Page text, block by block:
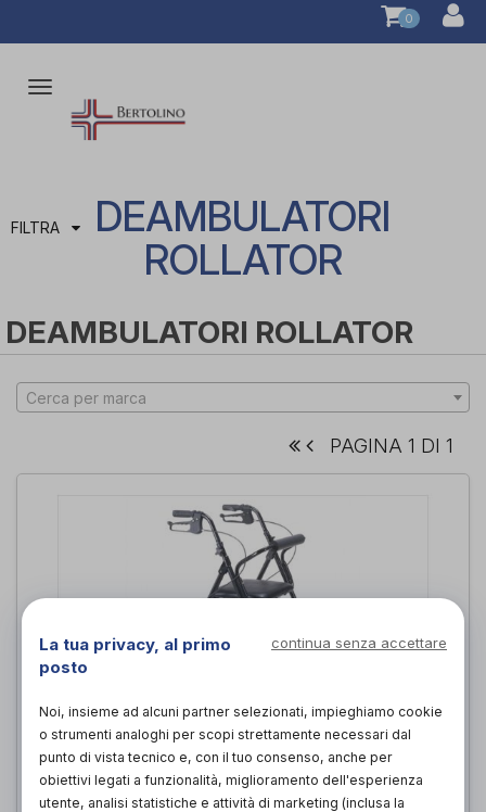
0
Attiva/disattiva
navigazione
FILTRA
DEAMBULATORI
ROLLATOR
DEAMBULATORI ROLLATOR
Cerca per marca
PAGINA 1 DI 1
Rollator Montreal
diIntermed
La tua privacy, al primo
posto
continua senza accettare
Noi, insieme ad alcuni partner selezionati, impieghiamo cookie
o strumenti analoghi per scopi strettamente necessari dal
punto di vista tecnico e, con il tuo consenso, anche per
obiettivi legati a funzionalità, miglioramento dell'esperienza
utente, analisi statistiche e attività di marketing (inclusa la